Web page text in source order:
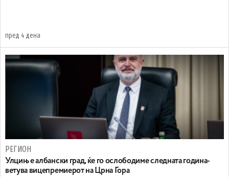
пред 4 дена
РЕГИОН
Улцињ е албански град, ќе го ослободиме следната година-
ветува вицепремиерот на Црна Гора